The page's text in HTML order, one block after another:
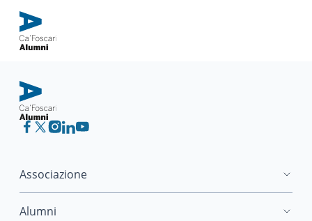
Associazione
Alumni